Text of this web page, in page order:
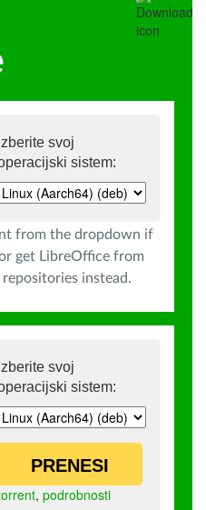
Izberite svoj
sistem:
from the dropdown if
get LibreOffice from
instead.
Izberite svoj
sistem:
PRENESI
, podrobnosti